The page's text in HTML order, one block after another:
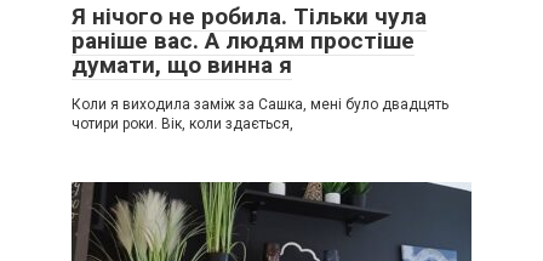
Я нічого не робила. Тільки чула
раніше вас. А людям простіше
думати, що винна я
Коли я виходила заміж за Сашка, мені було двадцять
чотири роки. Вік, коли здається,